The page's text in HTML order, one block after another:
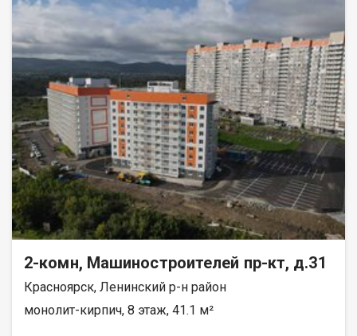
мест отдыха, досуга и развлечений - заповедник «Столбы»,
Фанпарк «Бобровый лог» и парк флоры и фауны «Роев ручей».
Благоустроенная набережная протяженностью 1450 метров
вдоль реки Енисей и 500 метров вдоль реки Базаиха с
организованными спусками к воде и остановкой речного
пассажирского транспорта возле ледовой арены. Сеть
пешеходных и велосипедно-роликовых дорожек по всему
району. Бесшумные современные лифты. Наземные
автостоянки на 175 и 297 машино-мест.
2-комн, Машиностроителей пр-кт, д.31
Красноярск, Ленинский р-н район
монолит-кирпич, 8 этаж, 41.1 м²